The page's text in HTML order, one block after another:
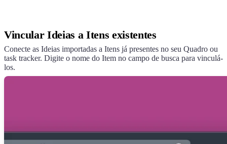
Vincular Ideias a Itens existentes
Conecte as Ideias importadas a Itens já presentes no seu Quadro ou
task tracker. Digite o nome do Item no campo de busca para vinculá-
los.